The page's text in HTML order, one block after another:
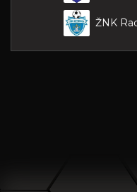
ŽNK